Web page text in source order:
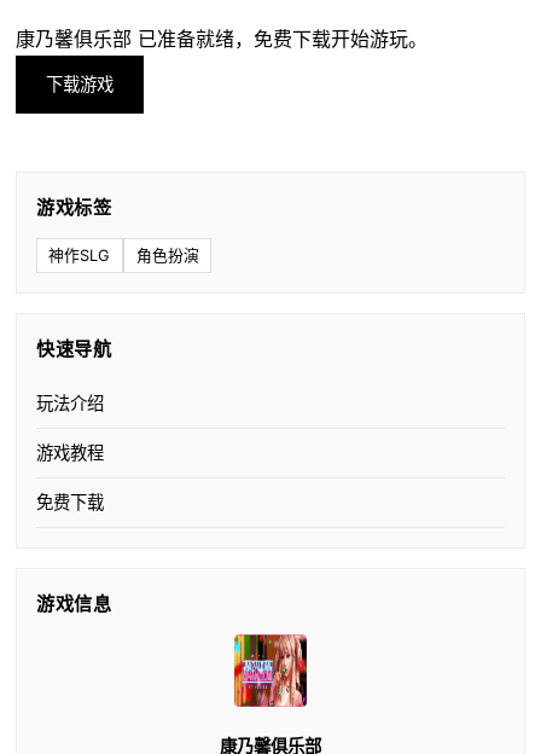
康乃馨俱乐部 已准备就绪，免费下载开始游玩。
下载游戏
游戏标签
神作SLG 角色扮演
快速导航
玩法介绍
游戏教程
免费下载
游戏信息
康乃馨俱乐部